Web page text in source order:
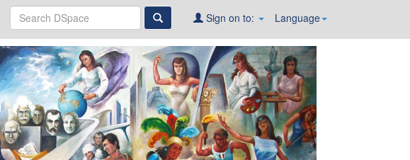
Language
Sign on to: